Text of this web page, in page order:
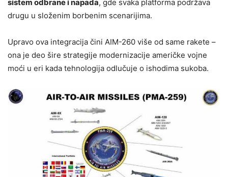
sistem odbrane i napada, gde svaka platforma podržava
drugu u složenim borbenim scenarijima.
Upravo ova integracija čini AIM-260 više od same rakete –
ona je deo šire strategije modernizacije američke vojne
moći u eri kada tehnologija odlučuje o ishodima sukoba.